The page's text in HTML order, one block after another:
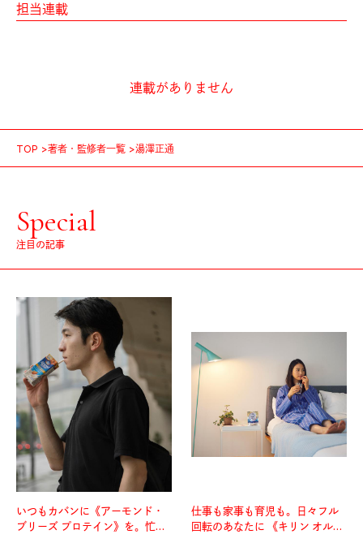
担当連載
連載がありません
TOP 著者・監修者一覧 湯澤正通
Special
注目の記事
いつもカバンに《アーモンド・
ブリーズ プロテイン》を。忙し
仕事も家事も育児も。日々フル
回転のあなたに 《キリン オルニ